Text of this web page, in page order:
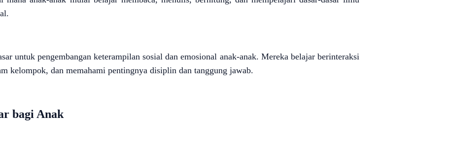
untuk pengembangan keterampilan sosial dan emosional anak-anak. Mereka belajar berinteraksi
kelompok, dan memahami pentingnya disiplin dan tanggung jawab.
bagi Anak